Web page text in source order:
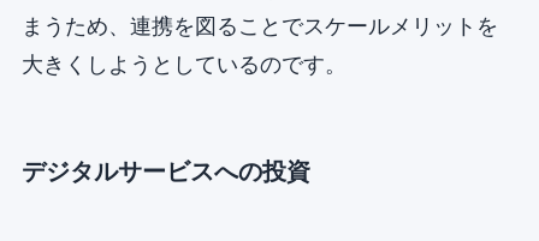
まうため、連携を図ることでスケールメリットを
大きくしようとしているのです。
デジタルサービスへの投資